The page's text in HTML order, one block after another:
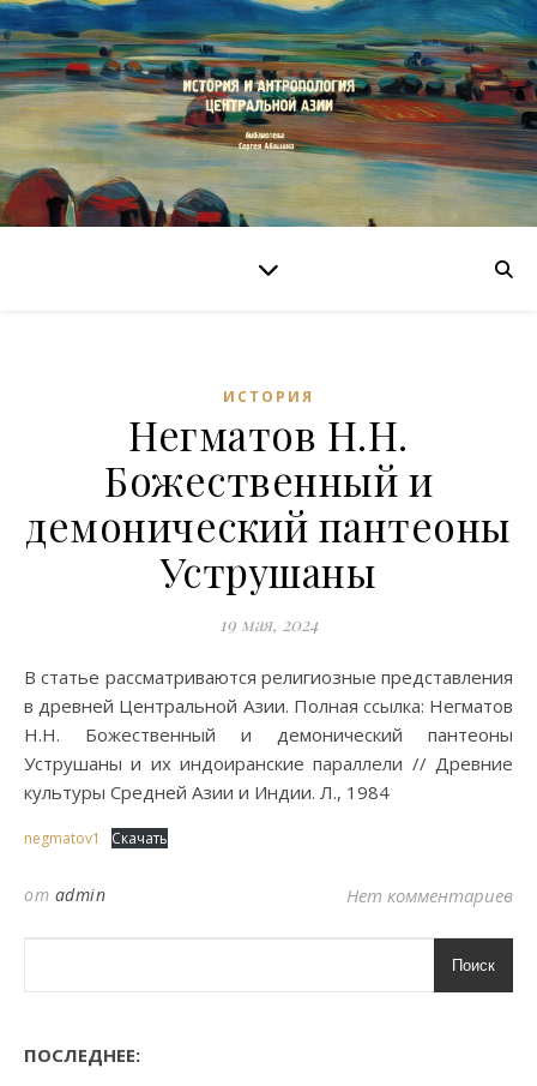
ИСТОРИЯ
Негматов Н.Н.
Божественный и
демонический пантеоны
Уструшаны
19 мая, 2024
В статье рассматриваются религиозные представления
в древней Центральной Азии. Полная ссылка: Негматов
Н.Н. Божественный и демонический пантеоны
Уструшаны и их индоиранские параллели // Древние
культуры Средней Азии и Индии. Л., 1984
negmatov1 Скачать
от admin Нет комментариев
Поиск
ПОСЛЕДНЕЕ: